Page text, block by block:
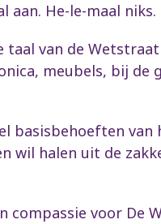
aan. He-le-maal niks.
taal van de
meubels, bij de
van
halen uit de
compassie voor De